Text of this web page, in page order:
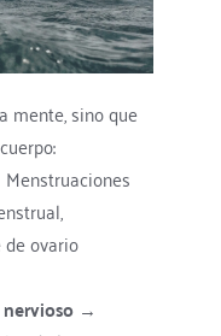
mente, sino que
ovario
→